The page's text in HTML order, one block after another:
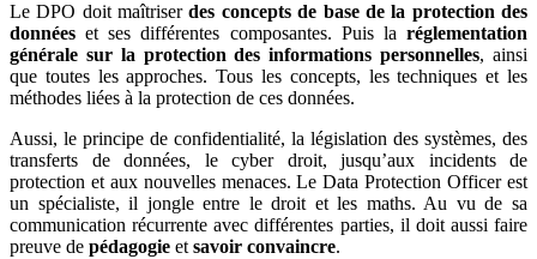
Le DPO doit maîtriserdes concepts de base de la protection des
données et ses différentes composantes. Puis la réglementation
générale sur la protection des informations personnelles, ainsi
que toutes les approches. Tous les concepts, les techniques et les
méthodes liées à la protection de ces données.
Aussi, le principe de confidentialité, la législation des systèmes, des
transferts de données, le cyber droit, jusqu’aux incidents de
protection et aux nouvelles menaces. Le Data Protection Officer est
un spécialiste, il jongle entre le droit et les maths. Au vu de sa
communication récurrente avec différentes parties, il doit aussi faire
preuve de pédagogie et savoir convaincre.